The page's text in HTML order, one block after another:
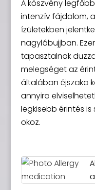
A köszvény
intenzív fájdalom,
ízületekben
nagylábujjban.
tapasztalnak
melegséget az
általában éjszaka
annyira
legkisebb érintés
okoz.